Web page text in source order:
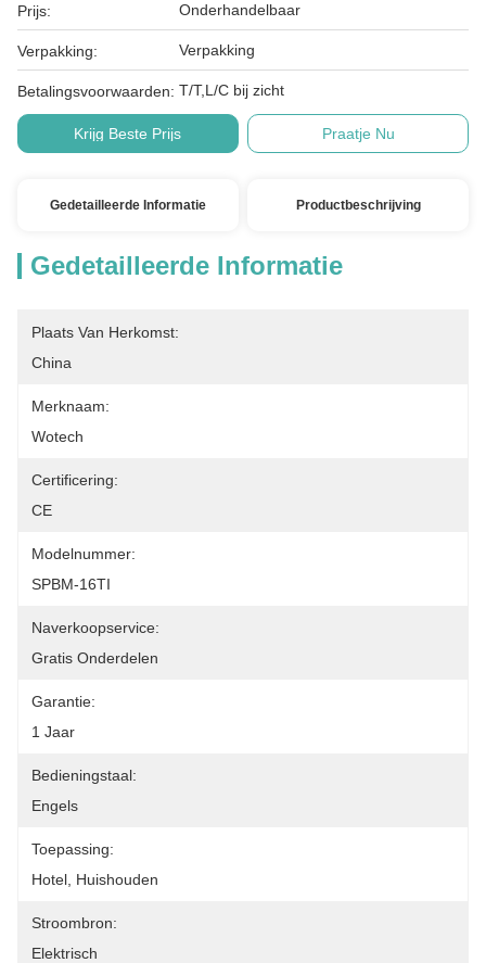
Prijs: Onderhandelbaar
Verpakking: Verpakking
Betalingsvoorwaarden: T/T,L/C bij zicht
Krijg Beste Prijs Praatje Nu
Gedetailleerde Informatie Productbeschrijving
Gedetailleerde Informatie
Plaats Van Herkomst:
China
Merknaam:
Wotech
Certificering:
CE
Modelnummer:
SPBM-16TI
Naverkoopservice:
Gratis Onderdelen
Garantie:
1 Jaar
Bedieningstaal:
Engels
Toepassing:
Hotel, Huishouden
Stroombron:
Elektrisch